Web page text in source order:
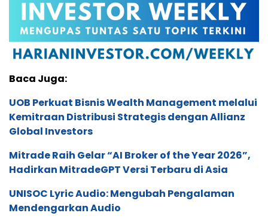
Baca Juga:
UOB Perkuat Bisnis Wealth Management melalui
Kemitraan Distribusi Strategis dengan Allianz
Global Investors
Mitrade Raih Gelar “AI Broker of the Year 2026”,
Hadirkan MitradeGPT Versi Terbaru di Asia
UNISOC Lyric Audio: Mengubah Pengalaman
Mendengarkan Audio